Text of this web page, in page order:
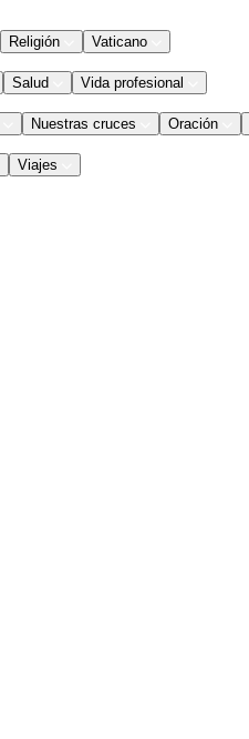
Religión Vaticano
Salud Vida profesional
Nuestras cruces Oración
Viajes